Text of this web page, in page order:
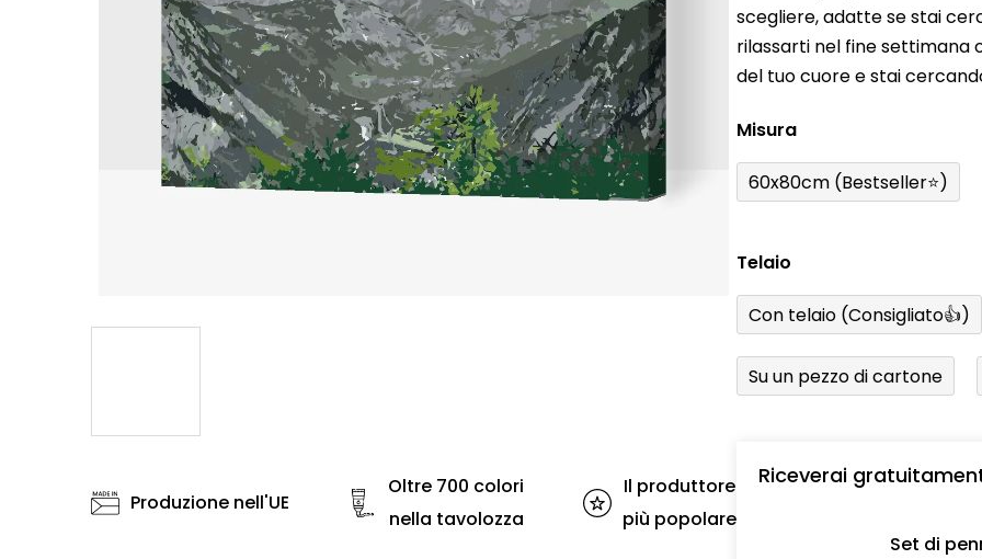
5
stelle.
scegliere, adatte se stai
rilassarti nel fine settimana
del tuo cuore e stai
Misura
60x80cm (Bestseller⭐)
Telaio
Con telaio (Consigliato👍)
Su un pezzo di cartone
Riceverai
Set di
Produzione nell'UE
Oltre 700 colori
nella tavolozza
Il produttore
più popolare